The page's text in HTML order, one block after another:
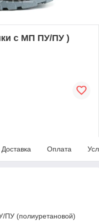
с МП ПУ/ПУ )
Доставка Оплата
ПУ (полиуретановой)